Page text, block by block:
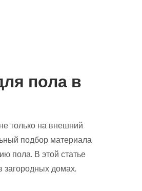
пола в
только на внешний
подбор материала
пола. В этой статье
домах.